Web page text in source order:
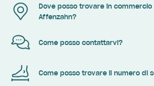
Dove posso trovare in
Affenzahn?
Come posso contattarvi?
Come posso trovare il numero di